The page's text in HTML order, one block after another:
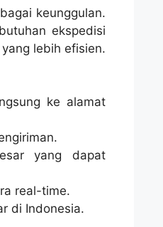
keunggulan.
ekspedisi
lebih efisien.
ke alamat
yang dapat
real-time.
di Indonesia.